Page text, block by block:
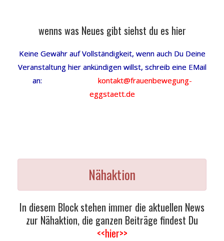
wenns was Neues gibt siehst du es hier
Keine Gewähr auf Vollständigkeit, wenn auch Du Deine
Veranstaltung hier ankündigen willst, schreib eine EMail
an: kontakt@frauenbewegung-
eggstaett.de
Nähaktion
In diesem Block stehen immer die aktuellen News
zur Nähaktion, die ganzen Beiträge findest Du
<<hier>>